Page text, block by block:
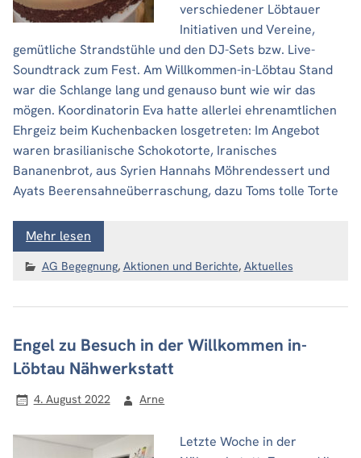
verschiedener Löbtauer
Initiativen und Vereine,
gemütliche Strandstühle und den DJ-Sets bzw. Live-
Soundtrack zum Fest. Am Willkommen-in-Löbtau Stand
war die Schlange lang und genauso bunt wie wir das
mögen. Koordinatorin Eva hatte allerlei ehrenamtlichen
Ehrgeiz beim Kuchenbacken losgetreten: Im Angebot
waren brasilianische Schokotorte, Iranisches
Bananenbrot, aus Syrien Hannahs Möhrendessert und
Ayats Beerensahneüberraschung, dazu Toms tolle Torte
Mehr lesen
AG Begegnung, Aktionen und Berichte, Aktuelles
Engel zu Besuch in der Willkommen in-
Löbtau Nähwerkstatt
4. August 2022 Arne
Letzte Woche in der